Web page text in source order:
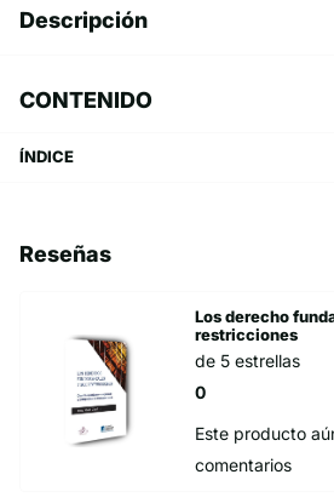
Descripción
CONTENIDO
ÍNDICE
Reseñas
Los derecho
restricciones
0
de 5 estrellas
Este producto
comentarios